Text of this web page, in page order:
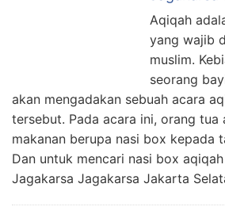
Aqiqah
yang wajib
muslim.
seorang
akan mengadakan sebuah acara
tersebut. Pada acara ini, orang tua
makanan berupa nasi box kepada
Dan untuk mencari nasi box
Jagakarsa Jagakarsa Jakarta